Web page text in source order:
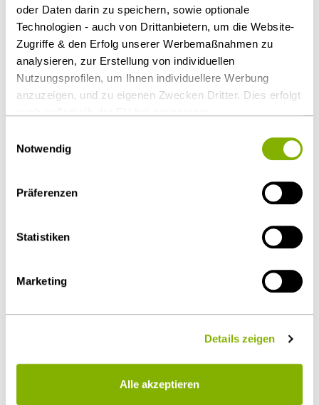
oder Daten darin zu speichern, sowie optionale
Technologien - auch von Drittanbietern, um die Website-
Zugriffe & den Erfolg unserer Werbemaßnahmen zu
analysieren, zur Erstellung von individuellen
Nutzungsprofilen, um Ihnen individuellere Werbung
anzuzeigen, und zu eigenen Zwecken Dritter. Dies erfolgt
Regelungen das Risiko des staatlichen Zugriffs &
auszuschließen ist. Sie können Ihre Einwilligung jederzeit
über dieCookie-Einstellungen
widerrufen oder ändern.
Notwendig
Präferenzen
Statistiken
Marketing
Details zeigen
Alle akzeptieren
Christopher Görtz
Köln
Stefan Westerheide, LL.M. oec.